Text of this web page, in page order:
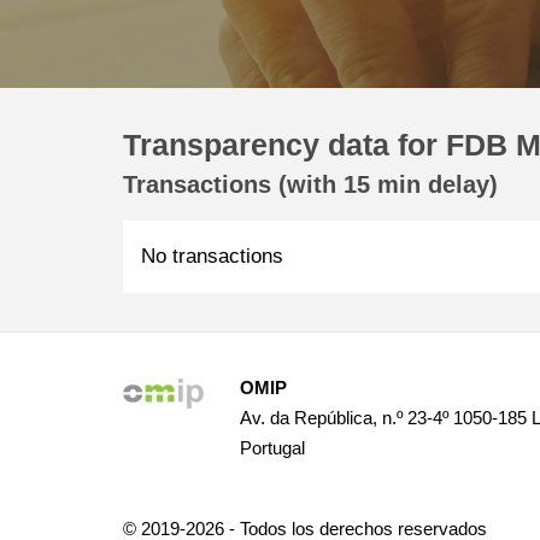
Transparency data for FDB
Transactions (with 15 min delay)
No transactions
OMIP
Av. da República, n.º 23-4º 1050-185
Portugal
© 2019-2026 - Todos los derechos reservados